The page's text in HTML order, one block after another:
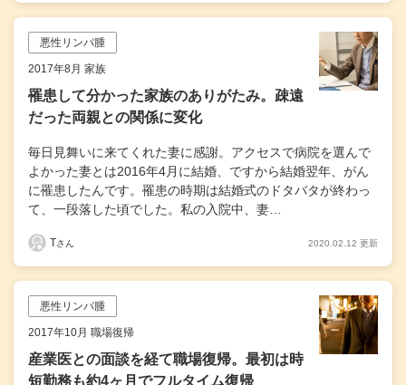
悪性リンパ腫
2017年8月 家族
罹患して分かった家族のありがたみ。疎遠
だった両親との関係に変化
毎日見舞いに来てくれた妻に感謝。アクセスで病院を選んで
よかった妻とは2016年4月に結婚、ですから結婚翌年、がん
に罹患したんです。罹患の時期は結婚式のドタバタが終わっ
て、一段落した頃でした。私の入院中、妻…
Tさん 2020.02.12 更新
悪性リンパ腫
2017年10月 職場復帰
産業医との面談を経て職場復帰。最初は時
短勤務も約4ヶ月でフルタイム復帰